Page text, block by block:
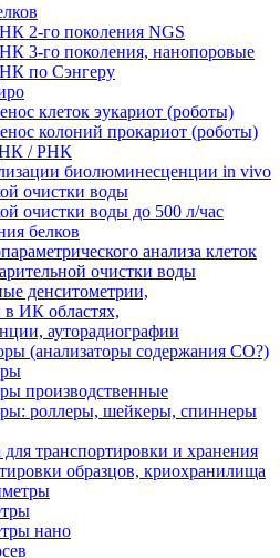
2-го поколения NGS
3-го поколения, нанопоровые
по Сэнгеру
клеток эукариот (роботы)
колоний прокариот (роботы)
/ РНК
биолюминесценции in vivo
очистки воды
очистки воды до 500 л/час
белков
анализа клеток
очистки воды
денситометрии,
ИК областях,
ауторадиографии
(анализаторы содержания СО?)
производственные
роллеры, шейкеры, спиннеры
транспортировки и хранения
образцов, криохранилища
нано